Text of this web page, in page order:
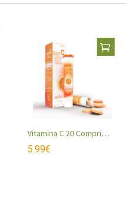
Vitamina C 20 Comprimidos Efervescentes
5.99€